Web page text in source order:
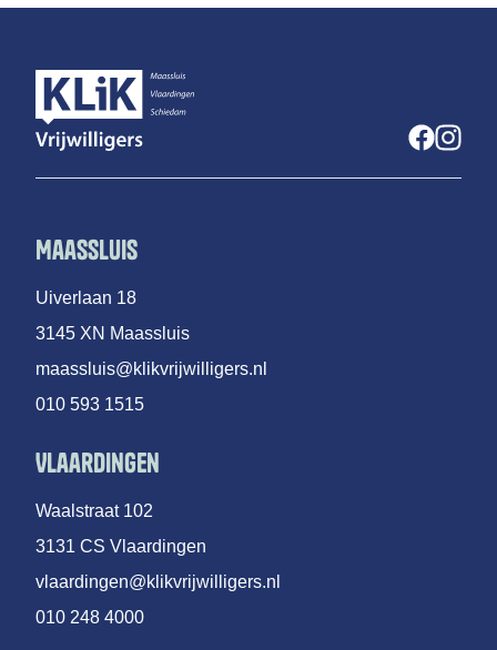
Maassluis
Uiverlaan 18
3145 XN Maassluis
maassluis@klikvrijwilligers.nl
010 593 1515
Vlaardingen
Waalstraat 102
3131 CS Vlaardingen
vlaardingen@klikvrijwilligers.nl
010 248 4000